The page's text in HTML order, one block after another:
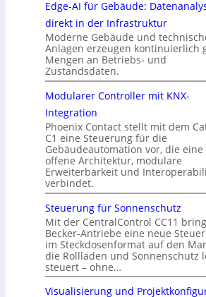
Edge-AI für Gebäude:
direkt in der Infrastruktur
Moderne Gebäude und
Anlagen erzeugen kontinuierlich
Mengen an Betriebs- und
Zustandsdaten.
Modularer Controller mit KNX-
Integration
Phoenix Contact stellt mit dem
C1 eine Steuerung für die
Gebäudeautomation vor, die eine
offene Architektur, modulare
Erweiterbarkeit und
verbindet.
Steuerung für Sonnenschutz
Mit der CentralControl CC11
Becker-Antriebe eine neue
im Steckdosenformat auf den
die Rollläden und Sonnenschutz
steuert – ohne…
Visualisierung und